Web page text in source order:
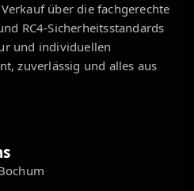
über die fachgerechte
RC4-Sicherheitsstandards
und individuellen
zuverlässig und alles aus